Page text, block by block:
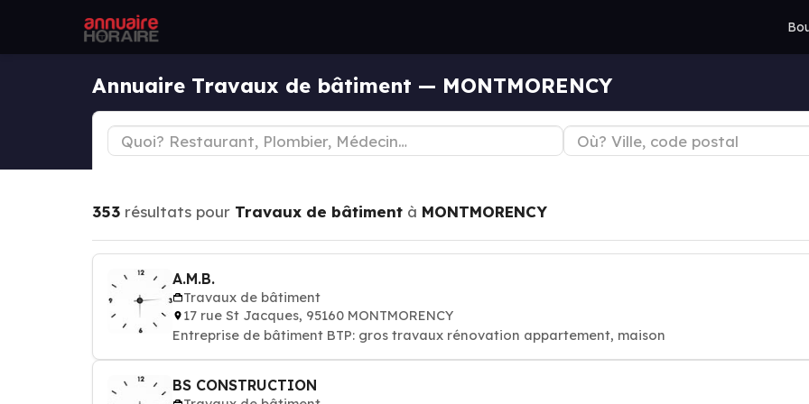
Annuaire Travaux de bâtiment — MONTMORENCY
353 résultats pour Travaux de bâtiment à MONTMORENCY
A.M.B.
Travaux de bâtiment
17 rue St Jacques, 95160 MONTMORENCY
Entreprise de bâtiment BTP: gros travaux rénovation appartement, maison
BS CONSTRUCTION